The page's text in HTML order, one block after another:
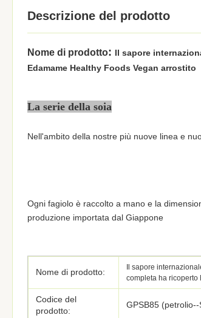
Descrizione del prodotto
Nome di prodotto: Il sapore
Edamame Healthy Foods Vegan arrostito
La serie della soia
Nell'ambito della nostre più nuove linea e
Ogni fagiolo è raccolto a mano e la
produzione importata dal Giappone
Nome di prodotto:
Il sapore
completa ha ricoperto
Codice del
prodotto:
GPSB85 (petrolio--